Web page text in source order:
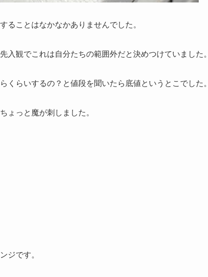
ることはなかなかありませんでした。
入観でこれは自分たちの範囲外だと決めつけていました。
くらいするの？と値段を聞いたら底値というとこでした。
ょっと魔が刺しました。
ジです。